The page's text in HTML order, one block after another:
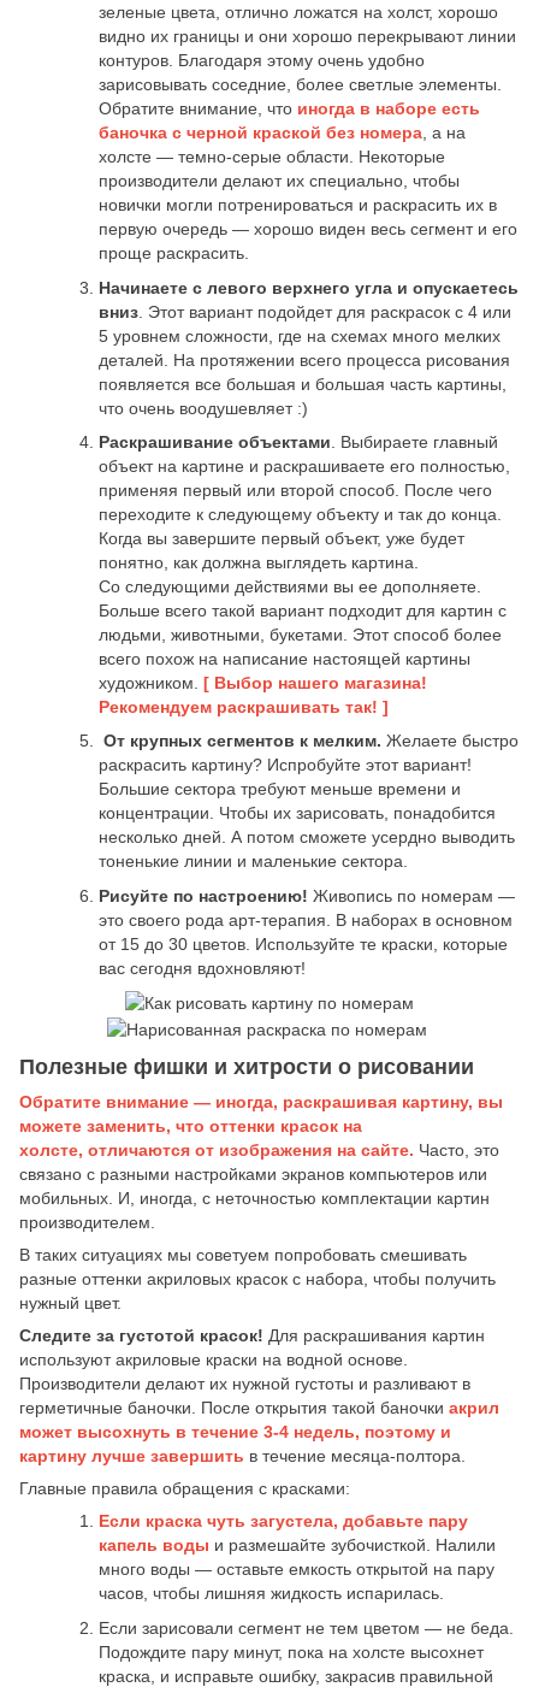
зеленые цвета, отлично ложатся на холст, хорошо
видно их границы и они хорошо перекрывают линии
контуров. Благодаря этому очень удобно
зарисовывать соседние, более светлые элементы.
Обратите внимание, что иногда в наборе есть
баночка с черной краской без номера , а на
холсте — темно-серые области. Некоторые
производители делают их специально, чтобы
новички могли потренироваться и раскрасить их в
первую очередь — хорошо виден весь сегмент и его
проще раскрасить.
Начинаете с левого верхнего угла и опускаетесь
вниз . Этот вариант подойдет для раскрасок с 4 или
5 уровнем сложности, где на схемах много мелких
деталей. На протяжении всего процесса рисования
появляется все большая и большая часть картины,
что очень воодушевляет :)
Раскрашивание объектами . Выбираете главный
объект на картине и раскрашиваете его полностью,
применяя первый или второй способ. После чего
переходите к следующему объекту и так до конца.
Когда вы завершите первый объект, уже будет
понятно, как должна выглядеть картина.
Со следующими действиями вы ее дополняете.
Больше всего такой вариант подходит для картин с
людьми, животными, букетами. Этот способ более
всего похож на написание настоящей картины
художником. [ Выбор нашего магазина!
Рекомендуем раскрашивать так! ]
От крупных сегментов к мелким. Желаете быстро
раскрасить картину? Испробуйте этот вариант!
Большие сектора требуют меньше времени и
концентрации. Чтобы их зарисовать, понадобится
несколько дней. А потом сможете усердно выводить
тоненькие линии и маленькие сектора.
Рисуйте по настроению! Живопись по номерам —
это своего рода арт-терапия. В наборах в основном
от 15 до 30 цветов. Используйте те краски, которые
вас сегодня вдохновляют!
Полезные фишки и хитрости о рисовании
Обратите внимание — иногда, раскрашивая картину, вы
можете заменить, что оттенки красок на
холсте, отличаются от изображения на сайте. Часто, это
связано с разными настройками экранов компьютеров или
мобильных. И, иногда, с неточностью комплектации картин
производителем.
В таких ситуациях мы советуем попробовать смешивать
разные оттенки акриловых красок с набора, чтобы получить
нужный цвет.
Следите за густотой красок! Для раскрашивания картин
используют акриловые краски на водной основе.
Производители делают их нужной густоты и разливают в
герметичные баночки. После открытия такой баночки акрил
может высохнуть в течение 3-4 недель, поэтому и
картину лучше завершить в течение месяца-полтора.
Главные правила обращения с красками:
Если краска чуть загустела, добавьте пару
капель воды и размешайте зубочисткой. Налили
много воды — оставьте емкость открытой на пару
часов, чтобы лишняя жидкость испарилась.
Если зарисовали сегмент не тем цветом — не беда.
Подождите пару минут, пока на холсте высохнет
краска, и исправьте ошибку, закрасив правильной